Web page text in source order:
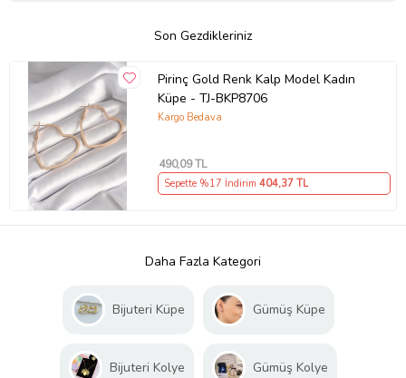
Son Gezdikleriniz
Pirinç Gold Renk Kalp Model Kadın
Küpe - TJ-BKP8706
Kargo Bedava
490,09 TL
Sepette %17 İndirim 404,37 TL
Daha Fazla Kategori
Bijuteri Küpe Gümüş Küpe
Bijuteri Kolye Gümüş Kolye